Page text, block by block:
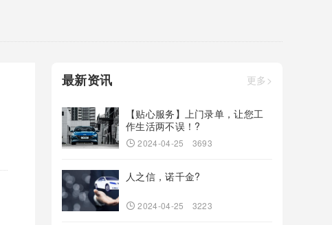
最新资讯 更多>
【贴心服务】上门录单，让您工
作生活两不误！?
2024-04-25 3693
人之信，诺千金?
2024-04-25 3223